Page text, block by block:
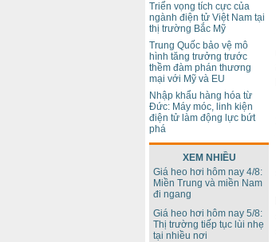
Triển vọng tích cực của
ngành điện tử Việt Nam tại
thị trường Bắc Mỹ
Trung Quốc bảo vệ mô
hình tăng trưởng trước
thềm đàm phán thương
mại với Mỹ và EU
Nhập khẩu hàng hóa từ
Đức: Máy móc, linh kiện
điện tử làm động lực bứt
phá
XEM NHIỀU
Giá heo hơi hôm nay 4/8:
Miền Trung và miền Nam
đi ngang
Giá heo hơi hôm nay 5/8:
Thị trường tiếp tục lùi nhẹ
tại nhiều nơi